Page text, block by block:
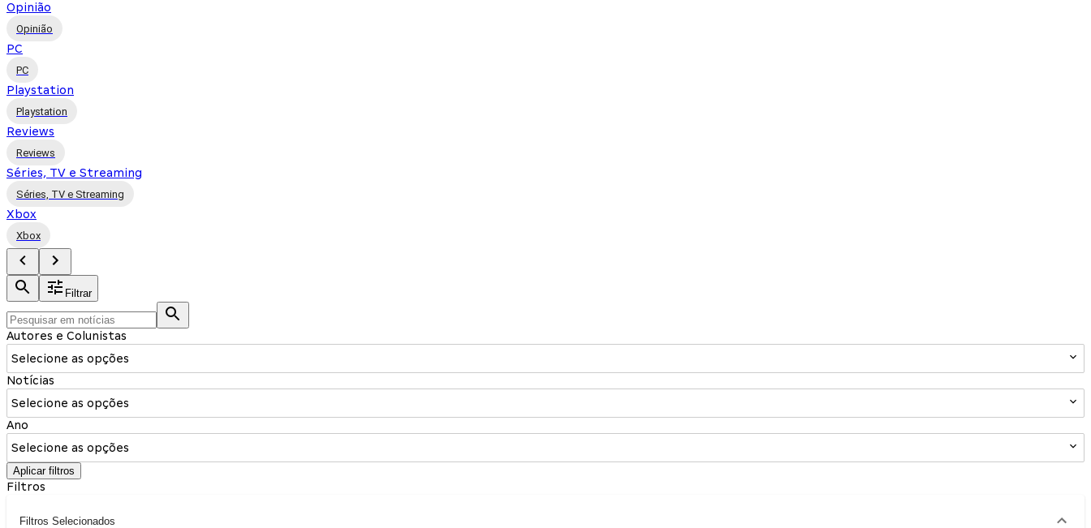
Opinião
Opinião
PC
PC
Playstation
Playstation
Reviews
Reviews
Séries, TV e Streaming
Séries, TV e Streaming
Xbox
Xbox
Filtrar
Autores e Colunistas
Selecione as opções
Notícias
Selecione as opções
Ano
Selecione as opções
Aplicar filtros
Filtros
Filtros Selecionados